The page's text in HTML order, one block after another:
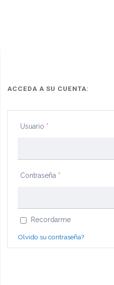
ACCEDA A SU CUENTA:
Usuario *
Contraseña *
Recordarme
Olvido su contraseña?